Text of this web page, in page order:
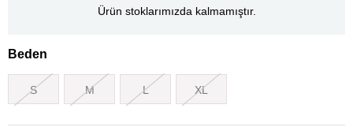
Ürün stoklarımızda kalmamıştır.
Beden
S M L XL